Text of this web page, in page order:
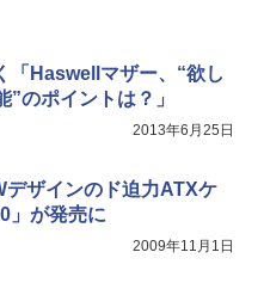
「Haswellマザー、“欲し
”のポイントは？」
2013年6月25日
デザインのド迫力ATXケ
」が発売に
2009年11月1日